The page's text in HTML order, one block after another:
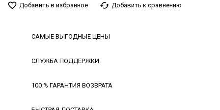
favorite_border Добавить в избранное cached Добавить к сравнению
САМЫЕ ВЫГОДНЫЕ ЦЕНЫ
СЛУЖБА ПОДДЕРЖКИ
100 % ГАРАНТИЯ ВОЗВРАТА